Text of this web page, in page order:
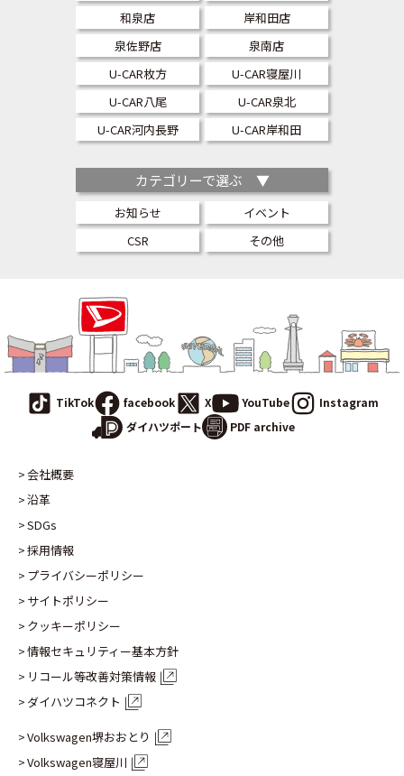
和泉店
岸和田店
泉佐野店
泉南店
U-CAR枚方
U-CAR寝屋川
U-CAR八尾
U-CAR泉北
U-CAR河内長野
U-CAR岸和田
カテゴリーで選ぶ ▼
お知らせ
イベント
CSR
その他
TikTok facebook X YouTube
Instagram
ダイハツポート
PDF archive
会社概要
沿革
SDGs
採用情報
プライバシーポリシー
サイトポリシー
クッキーポリシー
情報セキュリティー基本方針
リコール等改善対策情報
ダイハツコネクト
Volkswagen堺おおとり
Volkswagen寝屋川